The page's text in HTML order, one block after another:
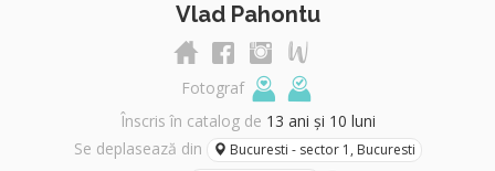
Vlad Pahontu
Fotograf
Înscris în catalog de 13 ani și 10 luni
Se deplasează din
Bucuresti - sector 1, Bucuresti